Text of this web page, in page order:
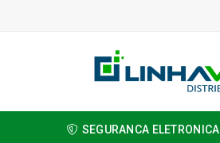
SEGURANCA ELETRONICA